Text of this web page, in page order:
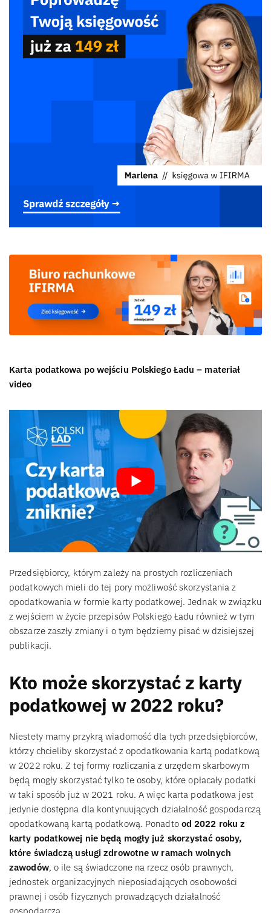
Karta podatkowa po wejściu Polskiego Ładu – materiał
video
Przedsiębiorcy, którym zależy na prostych rozliczeniach
podatkowych mieli do tej pory możliwość skorzystania z
opodatkowania w formie karty podatkowej. Jednak w związku
z wejściem w życie przepisów Polskiego Ładu również w tym
obszarze zaszły zmiany i o tym będziemy pisać w dzisiejszej
publikacji.
Kto może skorzystać z karty
podatkowej w 2022 roku?
Niestety mamy przykrą wiadomość dla tych przedsiębiorców,
którzy chcieliby skorzystać z opodatkowania kartą podatkową
w 2022 roku. Z tej formy rozliczania z urzędem skarbowym
będą mogły skorzystać tylko te osoby, które opłacały podatki
w taki sposób już w 2021 roku. A więc karta podatkowa jest
jedynie dostępna dla kontynuujących działalność gospodarczą
opodatkowaną kartą podatkową. Ponadto od 2022 roku z
karty podatkowej nie będą mogły już skorzystać osoby,
które świadczą usługi zdrowotne w ramach wolnych
zawodów, o ile są świadczone na rzecz osób prawnych,
jednostek organizacyjnych nieposiadających osobowości
prawnej i osób fizycznych prowadzących działalność